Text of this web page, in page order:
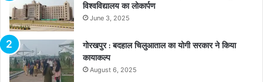
विश्वविद्यालय का लोकार्पण
June 3, 2025
गोरखपुर : बदहाल चिलुआताल का योगी सरकार ने किया
कायाकल्प
August 6, 2025